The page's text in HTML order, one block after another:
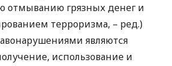
отмыванию грязных денег и
терроризма, – ред.)
являются
использование и